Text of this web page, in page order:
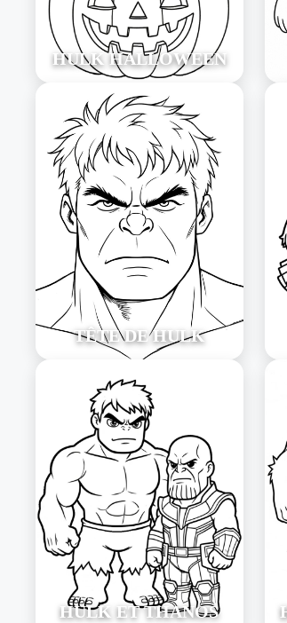
HULK HALLOWEEN
TÊTE DE HULK
HULK ET THANOS